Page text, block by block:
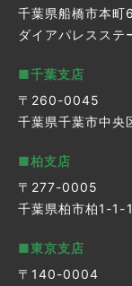
千葉県船橋市本
ダイアパレスス
■千葉支店
〒260-0045
千葉県千葉市中
■柏支店
〒277-0005
千葉県柏市柏1-1-
■東京支店
〒140-0004